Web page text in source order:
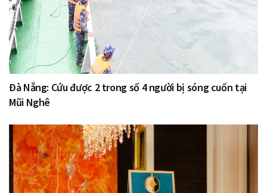
Đà Nẵng: Cứu được 2 trong số 4 người bị sóng cuốn tại
Mũi Nghê